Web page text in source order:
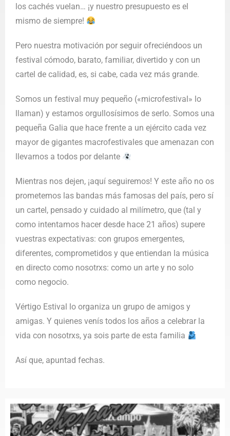
los cachés vuelan… ¡y nuestro presupuesto es el
mismo de siempre!
Pero nuestra motivación por seguir ofreciéndoos un
festival cómodo, barato, familiar, divertido y con un
cartel de calidad, es, si cabe, cada vez más grande.
Somos un festival muy pequeño («microfestival» lo
llaman) y estamos orgullosísimos de serlo. Somos una
pequeña Galia que hace frente a un ejército cada vez
mayor de gigantes macrofestivales que amenazan con
llevarnos a todos por delante
Mientras nos dejen, ¡aquí seguiremos! Y este año no os
prometemos las bandas más famosas del país, pero sí
un cartel, pensado y cuidado al milímetro, que (tal y
como intentamos hacer desde hace 21 años) supere
vuestras expectativas: con grupos emergentes,
diferentes, comprometidos y que entiendan la música
en directo como nosotrxs: como un arte y no solo
como negocio.
Vértigo Estival lo organiza un grupo de amigos y
amigas. Y quienes venís todos los años a celebrar la
vida con nosotrxs, ya sois parte de esta familia
Así que, apuntad fechas.